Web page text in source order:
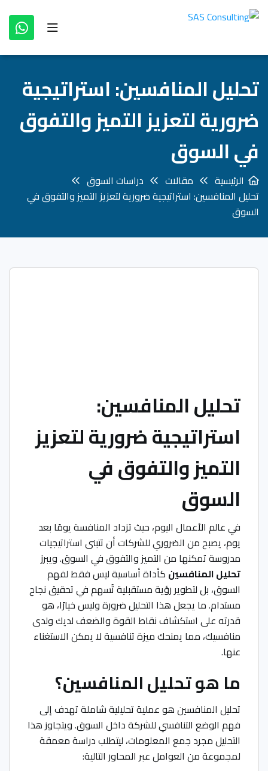
تحليل المنافسين: استراتيجية
ضرورية لتعزيز التميز والتفوق
في السوق
الرئيسية مقالات
دراسات السوق
تحليل المنافسين: استراتيجية ضرورية لتعزيز التميز والتفوق في
السوق
تحليل المنافسين:
استراتيجية ضرورية لتعزيز
التميز والتفوق في
السوق
في عالم الأعمال اليوم، حيث تزداد المنافسة يومًا بعد
يوم، يصبح من الضروري للشركات أن تتبنى استراتيجيات
مدروسة تمكنها من التميز والتفوق في السوق. ويبرز
تحليل المنافسينكأداة أساسية ليس فقط لفهم
السوق، بل لتطوير رؤية مستقبلية تُسهم في تحقيق نجاح
مستدام. ما يجعل هذا التحليل ضرورة وليس خيارًا، هو
قدرته على استكشاف نقاط القوة والضعف لديك ولدى
منافسيك، مما يمنحك ميزة تنافسية لا يمكن الاستغناء
عنها.
ما هو تحليل المنافسين؟
تحليل المنافسين هو عملية تحليلية شاملة تهدف إلى
فهم الوضع التنافسي للشركة داخل السوق. ويتجاوز هذا
التحليل مجرد جمع المعلومات، ليتطلب دراسة معمقة
لمجموعة من العوامل عبر المحاور التالية: